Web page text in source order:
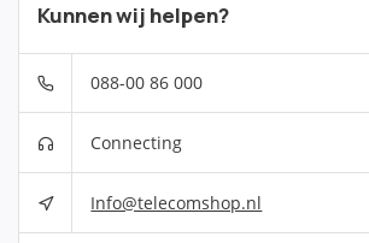
Kunnen wij helpen?
088-00 86 000
Connecting
Info@telecomshop.nl